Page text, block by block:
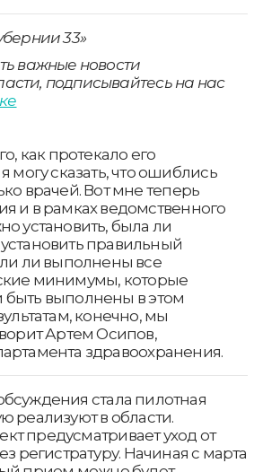
33»
важные новости
подписывайтесь на нас
как протекало его
могу сказать, что ошиблись
врачей. Вот мне теперь
и в рамках ведомственного
установить, была ли
правильный
ли выполнены все
минимумы, которые
выполнены в этом
конечно, мы
Артем Осипов,
здравоохранения.
стала пилотная
реализуют в области.
предусматривает уход от
регистратуру. Начиная с марта